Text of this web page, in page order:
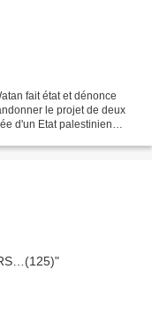
fait état et dénonce
le projet de deux
d'un Etat palestinien